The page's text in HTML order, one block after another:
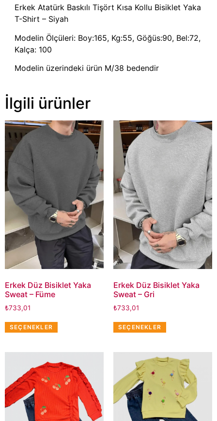
Erkek Atatürk Baskılı Tişört Kısa Kollu Bisiklet Yaka
T-Shirt – Siyah
Modelin Ölçüleri: Boy:165, Kg:55, Göğüs:90, Bel:72,
Kalça: 100
Modelin üzerindeki ürün M/38 bedendir
İlgili ürünler
Erkek Düz Bisiklet Yaka
Sweat – Füme
₺733,01
SEÇENEKLER
Erkek Düz Bisiklet Yaka
Sweat – Gri
₺733,01
SEÇENEKLER